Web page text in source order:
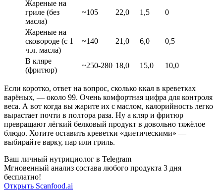
Жареные на
гриле (без
масла)
~105 22,0 1,5 0
Жареные на
сковороде (с 1
ч.л. масла)
~140 21,0 6,0 0,5
В кляре
(фритюр)
~250-280 18,0 15,0 10,0
Если коротко, ответ на вопрос, сколько ккал в креветках
варёных, — около 99. Очень комфортная цифра для контроля
веса. А вот когда вы жарите их с маслом, калорийность легко
вырастает почти в полтора раза. Ну а кляр и фритюр
превращают лёгкий белковый продукт в довольно тяжёлое
блюдо. Хотите оставить креветки «диетическими» —
выбирайте варку, пар или гриль.
Ваш личный нутрициолог в Telegram
Мгновенный анализ состава любого продукта 3 дня
бесплатно!
Открыть Scanfood.ai